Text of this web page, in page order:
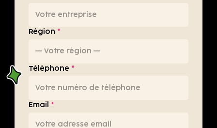
Région *
Téléphone *
Email *